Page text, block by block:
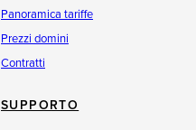
Panoramica tariffe
Prezzi domini
Contratti
SUPPORTO